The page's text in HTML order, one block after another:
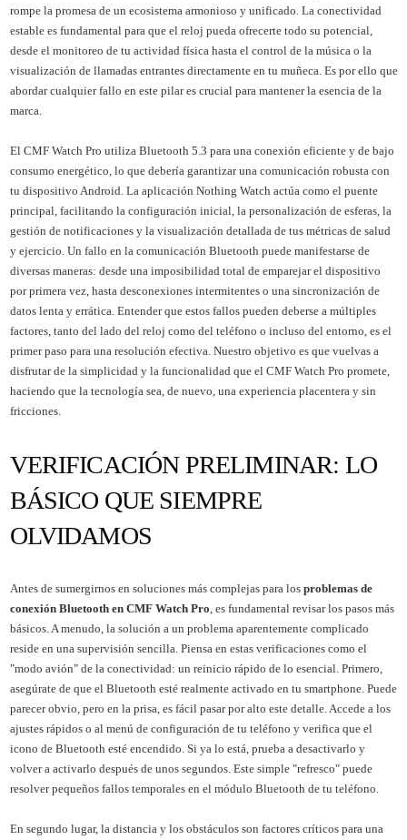
rompe la promesa de un ecosistema armonioso y unificado. La conectividad
estable es fundamental para que el reloj pueda ofrecerte todo su potencial,
desde el monitoreo de tu actividad física hasta el control de la música o la
visualización de llamadas entrantes directamente en tu muñeca. Es por ello que
abordar cualquier fallo en este pilar es crucial para mantener la esencia de la
marca.
El CMF Watch Pro utiliza Bluetooth 5.3 para una conexión eficiente y de bajo
consumo energético, lo que debería garantizar una comunicación robusta con
tu dispositivo Android. La aplicación Nothing Watch actúa como el puente
principal, facilitando la configuración inicial, la personalización de esferas, la
gestión de notificaciones y la visualización detallada de tus métricas de salud
y ejercicio. Un fallo en la comunicación Bluetooth puede manifestarse de
diversas maneras: desde una imposibilidad total de emparejar el dispositivo
por primera vez, hasta desconexiones intermitentes o una sincronización de
datos lenta y errática. Entender que estos fallos pueden deberse a múltiples
factores, tanto del lado del reloj como del teléfono o incluso del entorno, es el
primer paso para una resolución efectiva. Nuestro objetivo es que vuelvas a
disfrutar de la simplicidad y la funcionalidad que el CMF Watch Pro promete,
haciendo que la tecnología sea, de nuevo, una experiencia placentera y sin
fricciones.
VERIFICACIÓN PRELIMINAR: LO
BÁSICO QUE SIEMPRE
OLVIDAMOS
Antes de sumergirnos en soluciones más complejas para los problemas de
conexión Bluetooth en CMF Watch Pro , es fundamental revisar los pasos más
básicos. A menudo, la solución a un problema aparentemente complicado
reside en una supervisión sencilla. Piensa en estas verificaciones como el
"modo avión" de la conectividad: un reinicio rápido de lo esencial. Primero,
asegúrate de que el Bluetooth esté realmente activado en tu smartphone. Puede
parecer obvio, pero en la prisa, es fácil pasar por alto este detalle. Accede a los
ajustes rápidos o al menú de configuración de tu teléfono y verifica que el
icono de Bluetooth esté encendido. Si ya lo está, prueba a desactivarlo y
volver a activarlo después de unos segundos. Este simple "refresco" puede
resolver pequeños fallos temporales en el módulo Bluetooth de tu teléfono.
En segundo lugar, la distancia y los obstáculos son factores críticos para una